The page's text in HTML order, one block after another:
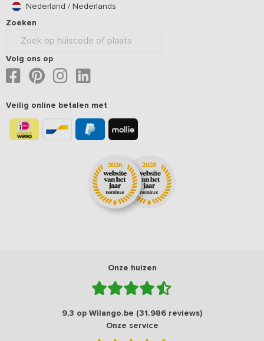
Nederland / Nederlands
Zoeken
Volg ons op
Veilig online betalen met
Onze huizen
9,3 op Wilango.be (31.986 reviews)
Onze service